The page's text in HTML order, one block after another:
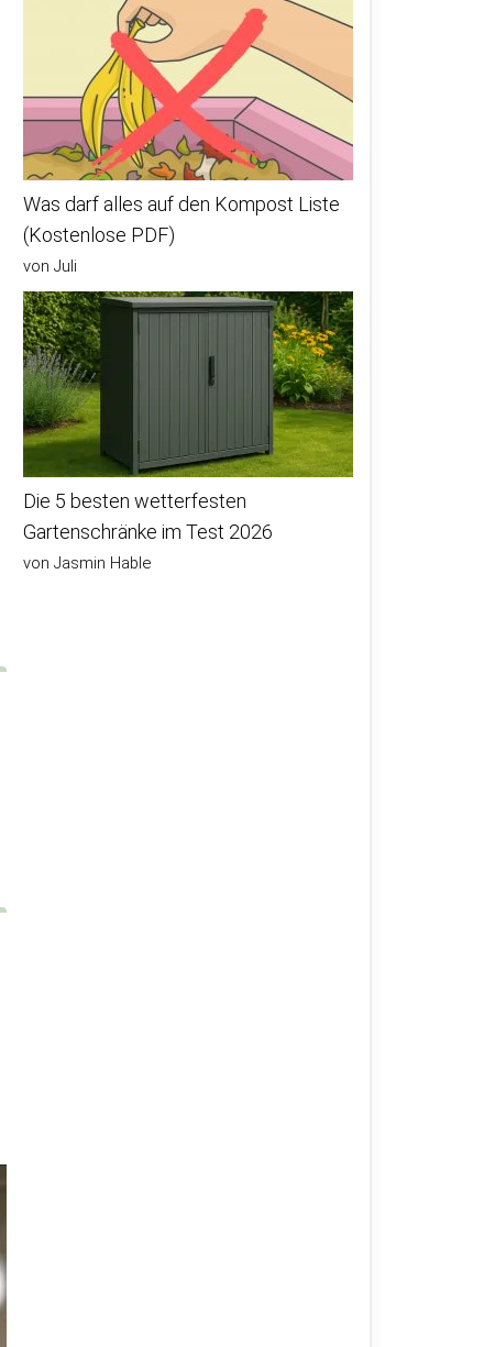
Was darf alles auf den Kompost Liste
(Kostenlose PDF)
von Juli
Die 5 besten wetterfesten
Gartenschränke im Test 2026
von Jasmin Hable